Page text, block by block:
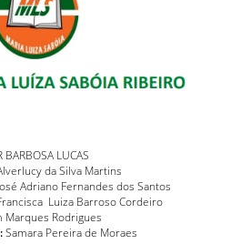
BARBOSA LUCAS
da Silva Martins
Adriano Fernandes dos Santos
Luiza Barroso Cordeiro
Marques Rodrigues
Samara Pereira de Moraes